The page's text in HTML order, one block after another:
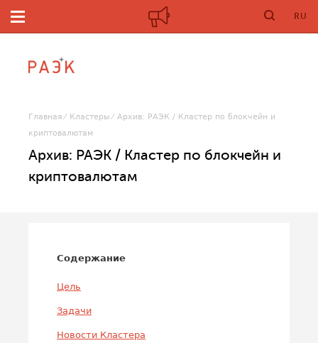
RU
Главная Кластеры
Архив: РАЭК / Кластер по блокчейн и
криптовалютам
Архив: РАЭК / Кластер по блокчейн и
криптовалютам
Содержание
Цель
Задачи
Новости Кластера